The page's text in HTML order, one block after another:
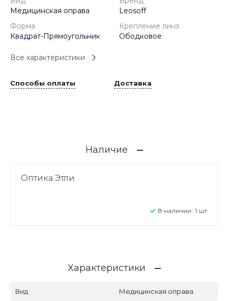
Медицинская оправа
Leosoff
Форма
Квадрат-Прямоугольник
Крепление линз
Ободковое
Все характеристики
Способы оплаты Доставка
Наличие
Оптика Этли
В наличии: 1 шт
Характеристики
Вид Медицинская оправа